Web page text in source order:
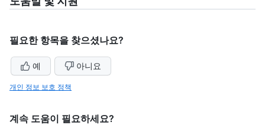
필요한 항목을 찾으셨나요?
예 아니요
개인 정보 보호 정책
계속 도움이 필요하세요?